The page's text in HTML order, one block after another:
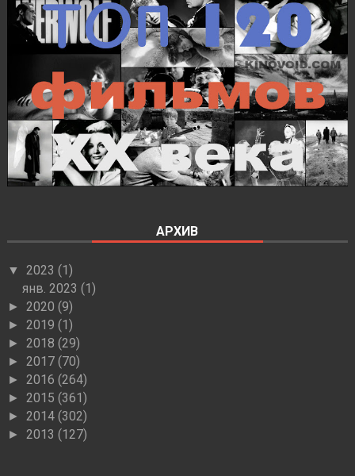
АРХИВ
▼ 2023 (1)
янв. 2023(1)
► 2020 (9)
► 2019 (1)
► 2018 (29)
► 2017 (70)
► 2016 (264)
► 2015 (361)
► 2014 (302)
► 2013 (127)